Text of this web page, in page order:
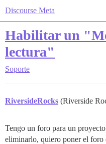
Discourse Meta
Habilitar un
lectura"
Soporte
RiversideRocks (Riverside
Tengo un foro para un
eliminarlo, quiero poner el